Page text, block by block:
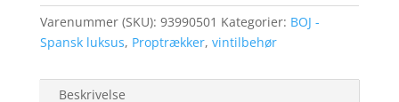
hylster
antal
Varenummer (SKU): 93990501 Kategorier: BOJ -
Spansk luksus, Proptrækker, vintilbehør
Beskrivelse